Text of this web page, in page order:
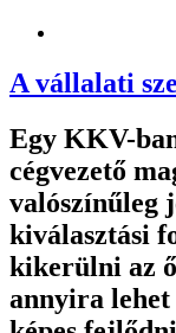
A vállalati
Egy KKV-
cégvezető
valószínűleg
kiválasztási
kikerülni az ő
annyira lehet